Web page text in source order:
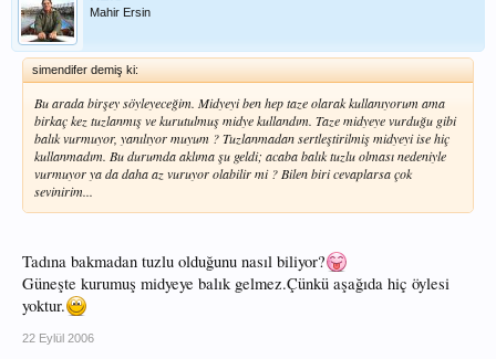
Mahir Ersin
simendifer demiş ki:
Bu arada birşey söyleyeceğim. Midyeyi ben hep taze olarak kullanıyorum ama
birkaç kez tuzlanmış ve kurutulmuş midye kullandım. Taze midyeye vurduğu gibi
balık vurmuyor, yanılıyor muyum ? Tuzlanmadan sertleştirilmiş midyeyi ise hiç
kullanmadım. Bu durumda aklıma şu geldi; acaba balık tuzlu olması nedeniyle
vurmuyor ya da daha az vuruyor olabilir mi ? Bilen biri cevaplarsa çok
sevinirim...
Tadına bakmadan tuzlu olduğunu nasıl biliyor?
Güneşte kurumuş midyeye balık gelmez.Çünkü aşağıda hiç öylesi
yoktur.
22 Eylül 2006